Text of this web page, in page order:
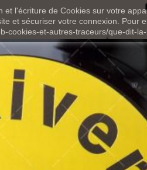
l'écriture de Cookies sur votre
et sécuriser votre connexion.
cookies-et-autres-traceurs/que-dit-